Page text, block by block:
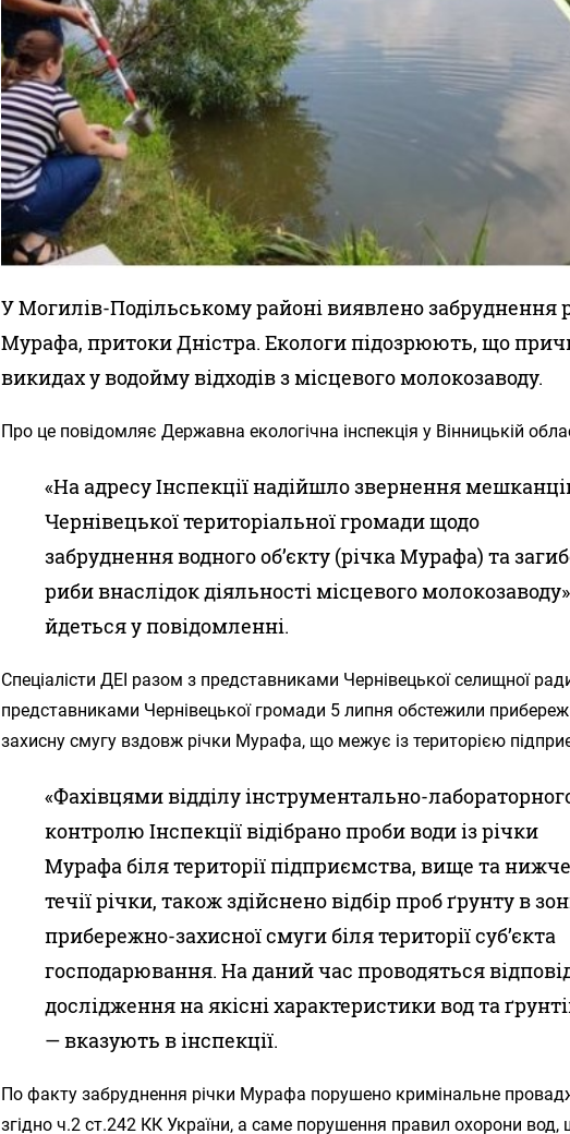
У Могилів-Подільському районі виявлено забруднення
Мурафа, притоки Дністра. Екологи підозрюють, що
викидах у водойму відходів з місцевого молокозаводу.
Про це повідомляє Державна екологічна інспекція у Вінницькій
«На адресу Інспекції надійшло звернення
Чернівецької територіальної громади щодо
забруднення водного об’єкту (річка Мурафа) та
риби внаслідок діяльності місцевого
йдеться у повідомленні.
Спеціалісти ДЕІ разом з представниками Чернівецької селищної
представниками Чернівецької громади 5 липня обстежили
захисну смугу вздовж річки Мурафа, що межує із територією
«Фахівцями відділу інструментально-
контролю Інспекції відібрано проби води із річки
Мурафа біля території підприємства, вище та
течії річки, також здійснено відбір проб ґрунту в
прибережно-захисної смуги біля території суб’єкта
господарювання. На даний час проводяться
дослідження на якісні характеристики вод та
— вказують в інспекції.
По факту забруднення річки Мурафа порушено кримінальне
згідно ч.2 ст.242 КК України, а саме порушення правил охорони вод,